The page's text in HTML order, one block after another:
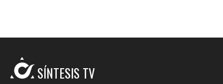
SÍNTESIS TV